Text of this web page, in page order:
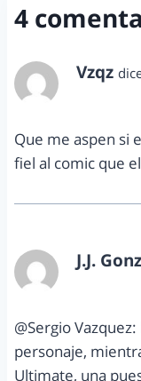
4
Vzqz
Que me aspen si
fiel al comic que
J.J.
@Sergio
personaje,
Ultimate, una